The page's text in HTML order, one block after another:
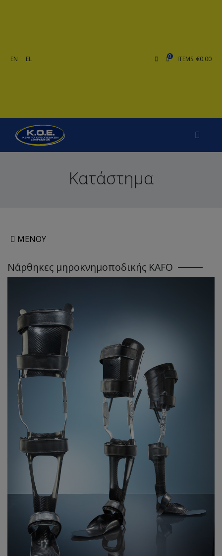
EN EL 0 ITEMS: €0.00
Κατάστημα
ΜΕΝΟΥ
Νάρθηκες μηροκνημοποδικής KAFO